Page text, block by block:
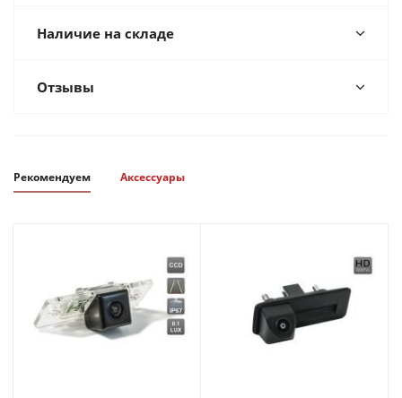
Наличие на складе
Отзывы
Рекомендуем Аксессуары